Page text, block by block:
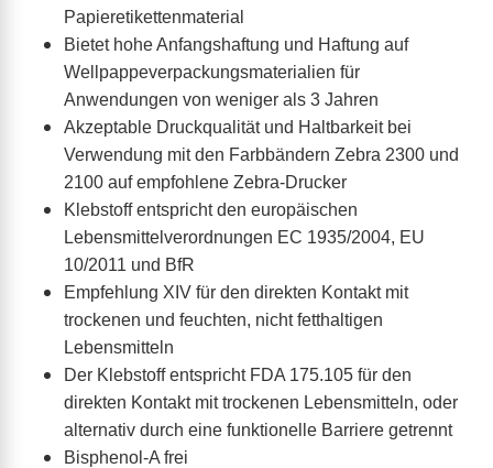
Papieretikettenmaterial
Bietet hohe Anfangshaftung und Haftung auf
Wellpappeverpackungsmaterialien für
Anwendungen von weniger als 3 Jahren
Akzeptable Druckqualität und Haltbarkeit bei
Verwendung mit den Farbbändern Zebra 2300 und
2100 auf empfohlene Zebra-Drucker
Klebstoff entspricht den europäischen
Lebensmittelverordnungen EC 1935/2004, EU
10/2011 und BfR
Empfehlung XIV für den direkten Kontakt mit
trockenen und feuchten, nicht fetthaltigen
Lebensmitteln
Der Klebstoff entspricht FDA 175.105 für den
direkten Kontakt mit trockenen Lebensmitteln, oder
alternativ durch eine funktionelle Barriere getrennt
Bisphenol-A frei